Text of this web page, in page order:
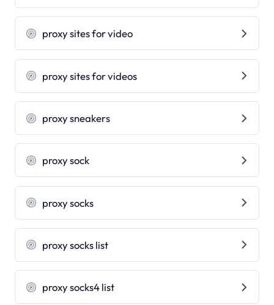
proxy sites for video
proxy sites for videos
proxy sneakers
proxy sock
proxy socks
proxy socks list
proxy socks4 list